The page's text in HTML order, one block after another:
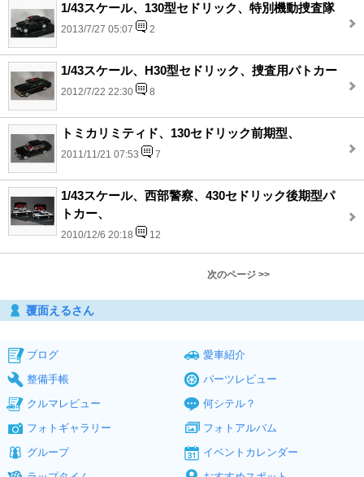
1/43スケール、130型セドリック、特別機動捜査隊
2013/7/27 05:07 2
1/43スケール、H30型セドリック、捜査用パトカー
2012/7/22 22:30 8
トミカリミティド、130セドリック前期型、
2011/11/21 07:53 7
1/43スケール、西部警察、430セドリック後期型パ
トカー、
2010/12/6 20:18 12
次のページ >>
覆面えるさん
ブログ
愛車紹介
整備手帳
パーツレビュー
クルマレビュー
何シテル？
フォトギャラリー
フォトアルバム
グループ
イベントカレンダー